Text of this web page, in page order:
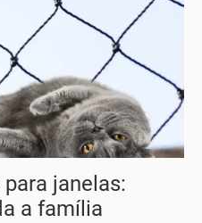
janelas:
a família